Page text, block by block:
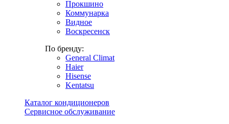
Прокшино
Коммунарка
Видное
Воскресенск
По бренду:
General Climat
Haier
Hisense
Kentatsu
Каталог кондиционеров
Сервисное обслуживание